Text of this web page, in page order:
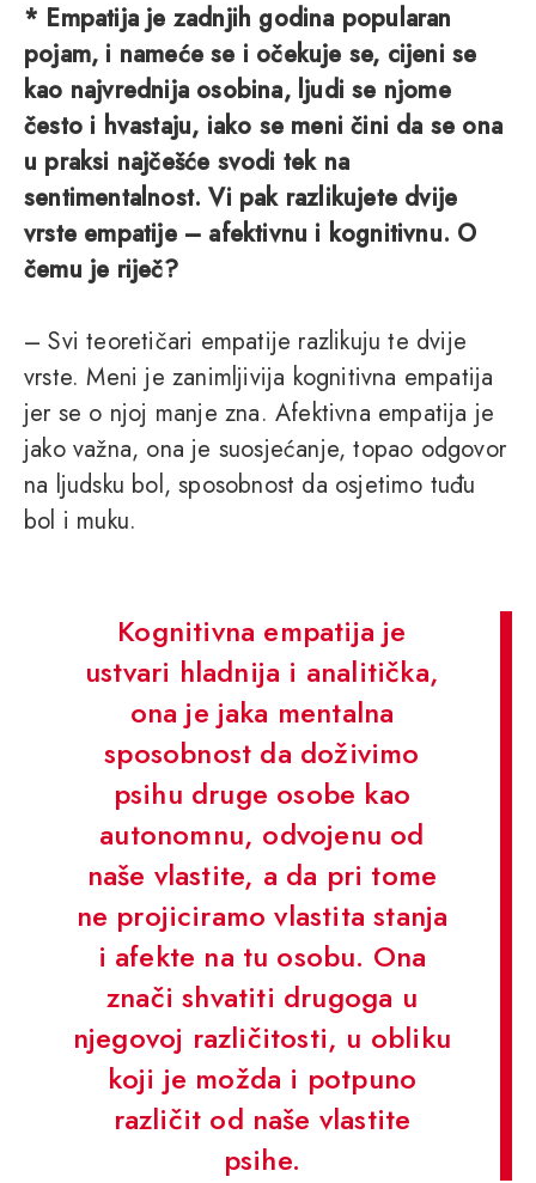
* Empatija je zadnjih godina popularan
pojam, i nameće se i očekuje se, cijeni se
kao najvrednija osobina, ljudi se njome
često i hvastaju, iako se meni čini da se ona
u praksi najčešće svodi tek na
sentimentalnost. Vi pak razlikujete dvije
vrste empatije – afektivnu i kognitivnu. O
čemu je riječ?
– Svi teoretičari empatije razlikuju te dvije
vrste. Meni je zanimljivija kognitivna empatija
jer se o njoj manje zna. Afektivna empatija je
jako važna, ona je suosjećanje, topao odgovor
na ljudsku bol, sposobnost da osjetimo tuđu
bol i muku.
Kognitivna empatija je
ustvari hladnija i analitička,
ona je jaka mentalna
sposobnost da doživimo
psihu druge osobe kao
autonomnu, odvojenu od
naše vlastite, a da pri tome
ne projiciramo vlastita stanja
i afekte na tu osobu. Ona
znači shvatiti drugoga u
njegovoj različitosti, u obliku
koji je možda i potpuno
različit od naše vlastite
psihe.